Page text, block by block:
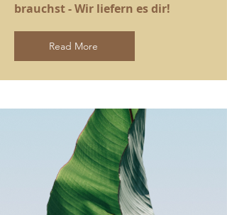
brauchst - Wir liefern es dir!
Read More